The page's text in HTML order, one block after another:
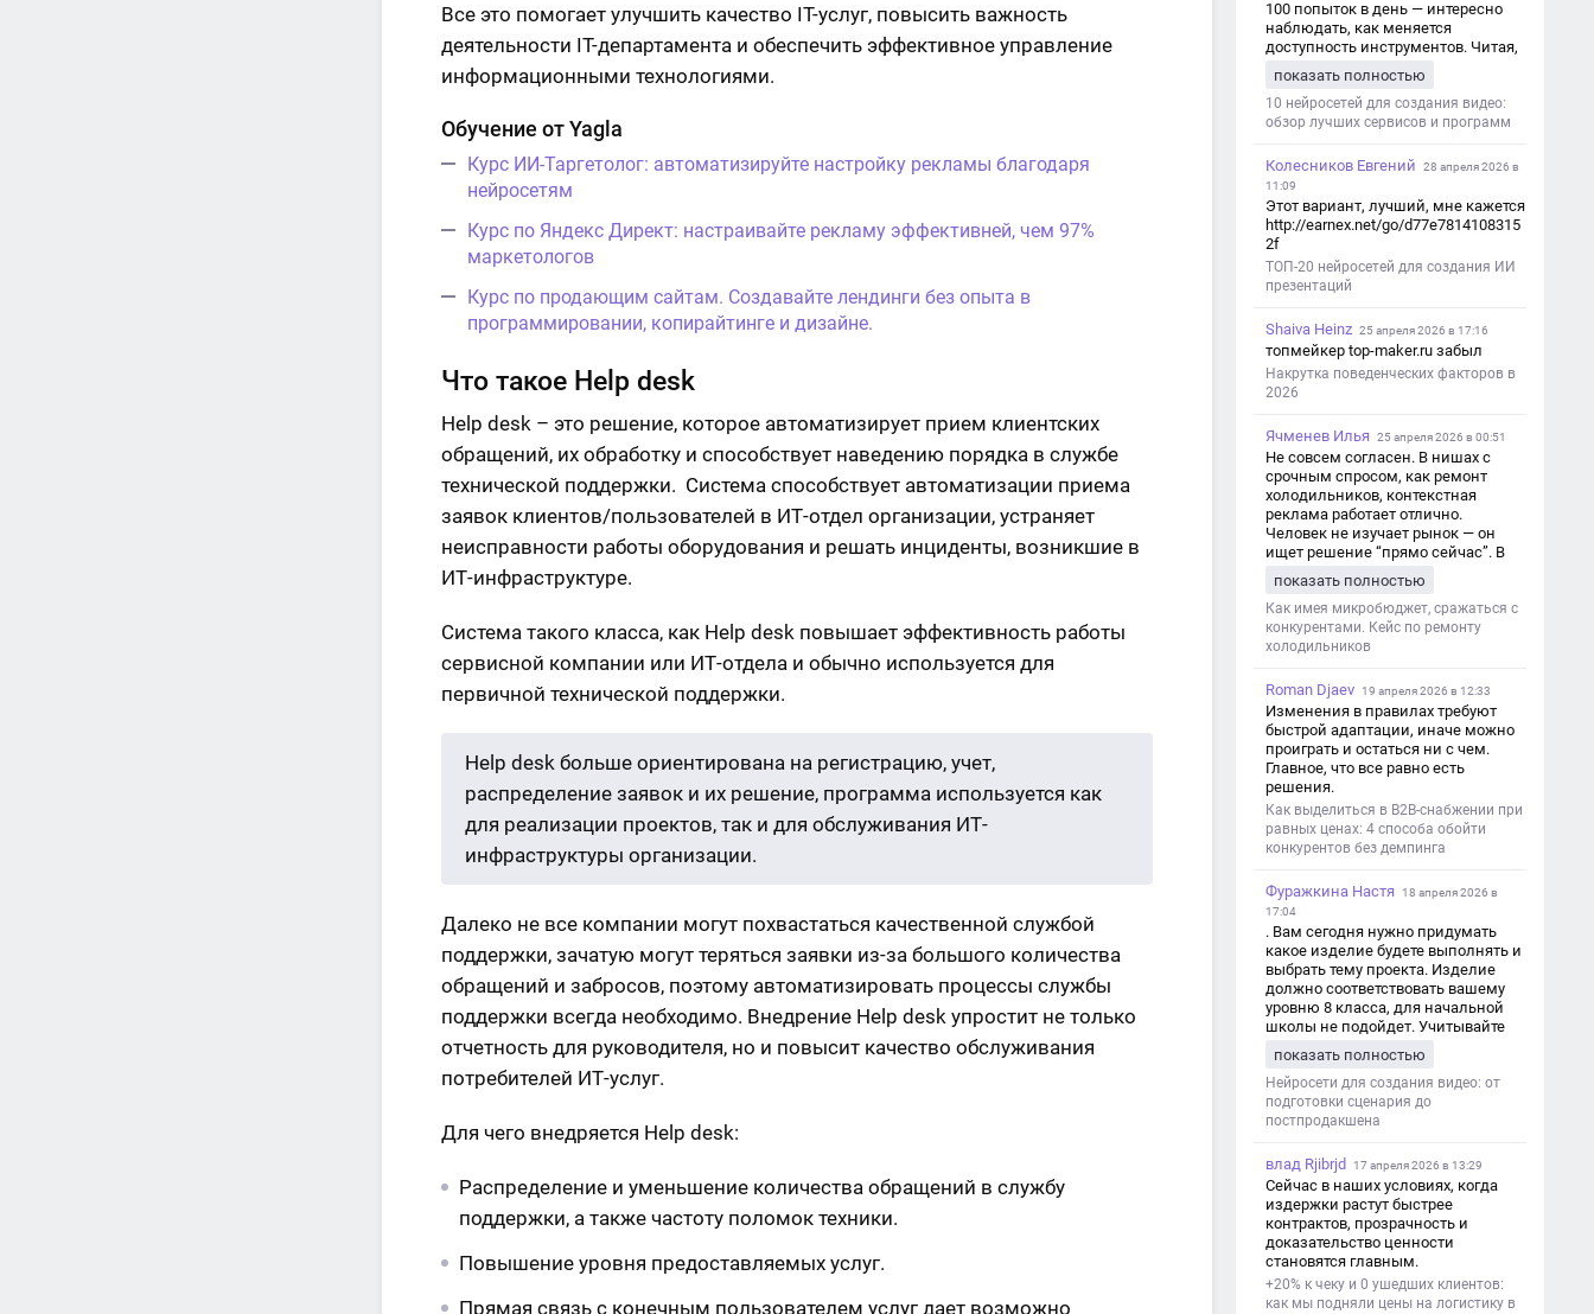
Все это помогает улучшить качество IT-услуг, повысить важность
деятельности IT-департамента и обеспечить эффективное управление
информационными технологиями.
Обучение от Yagla
Курс ИИ-Таргетолог: автоматизируйте настройку рекламы благодаря
нейросетям
Курс по Яндекс Директ: настраивайте рекламу эффективней, чем 97%
маркетологов
Курс по продающим сайтам. Создавайте лендинги без опыта в
программировании, копирайтинге и дизайне.
Что такое Help desk
Help desk – это решение, которое автоматизирует прием клиентских
обращений, их обработку и способствует наведению порядка в службе
технической поддержки. Система способствует автоматизации приема
заявок клиентов/пользователей в ИТ-отдел организации, устраняет
неисправности работы оборудования и решать инциденты, возникшие в
ИТ-инфраструктуре.
Система такого класса, как Help desk повышает эффективность работы
сервисной компании или ИТ-отдела и обычно используется для
первичной технической поддержки.
Help desk больше ориентирована на регистрацию, учет,
распределение заявок и их решение, программа используется как
для реализации проектов, так и для обслуживания ИТ-
инфраструктуры организации.
Далеко не все компании могут похвастаться качественной службой
поддержки, зачатую могут теряться заявки из-за большого количества
обращений и забросов, поэтому автоматизировать процессы службы
поддержки всегда необходимо. Внедрение Help desk упростит не только
отчетность для руководителя, но и повысит качество обслуживания
потребителей ИТ-услуг.
Для чего внедряется Help desk:
Распределение и уменьшение количества обращений в службу
поддержки, а также частоту поломок техники.
Повышение уровня предоставляемых услуг.
Прямая связь с конечным пользователем услуг дает возможно
100 попыток в день — интересно
наблюдать, как меняется
доступность инструментов. Читая,
с короткими клипами в телеграм-
каналах YAGLA и Kokoc Group. Flux 2
показать полностью
10 нейросетей для создания видео:
обзор лучших сервисов и программ
Колесников Евгений
28 апреля 2026 в
11:09
Этот вариант, лучший, мне кажется
http://earnex.net/go/d77e7814108315
2f
ТОП-20 нейросетей для создания ИИ
презентаций
Shaiva Heinz 25 апреля 2026 в 17:16
топмейкер top-maker.ru забыл
Накрутка поведенческих факторов в
2026
Ячменев Илья 25 апреля 2026 в 00:51
Не совсем согласен. В нишах с
срочным спросом, как ремонт
холодильников, контекстная
реклама работает отлично.
Человек не изучает рынок — он
ищет решение “прямо сейчас”. В
и ловит самый горячий трафик,
тогда как SEO в таких задачах
просто не успевает.
показать полностью
Как имея микробюджет, сражаться с
конкурентами. Кейс по ремонту
холодильников
Roman Djaev 19 апреля 2026 в 12:33
Изменения в правилах требуют
быстрой адаптации, иначе можно
проиграть и остаться ни с чем.
Главное, что все равно есть
решения.
Как выделиться в B2B-снабжении при
равных ценах: 4 способа обойти
конкурентов без демпинга
Фуражкина Настя
18 апреля 2026 в
17:04
. Вам сегодня нужно придумать
какое изделие будете выполнять и
выбрать тему проекта. Изделие
должно соответствовать вашему
уровню 8 класса, для начальной
школы не подойдет. Учитывайте
уровня работы. Структура проекта 1.
Титульный лист - Название школы.
- Тип работы: «Проектная работа». -
Тема проекта. - Кто выполнил:
должность учителя. - Город, год. 2.
Введение - Актуальность темы
(почему это важно). - Цель и
задачи проекта. - Объект и предмет
исследования. - Методы работы. 3.
Основная часть - Теоретическая
основные понятия. - Практическая
показать полностью
Нейросети для создания видео: от
подготовки сценария до
постпродакшена
влад Rjibrjd 17 апреля 2026 в 13:29
Сейчас в наших условиях, когда
издержки растут быстрее
контрактов, прозрачность и
доказательство ценности
становятся главным.
+20% к чеку и 0 ушедших клиентов:
как мы подняли цены на логистику в